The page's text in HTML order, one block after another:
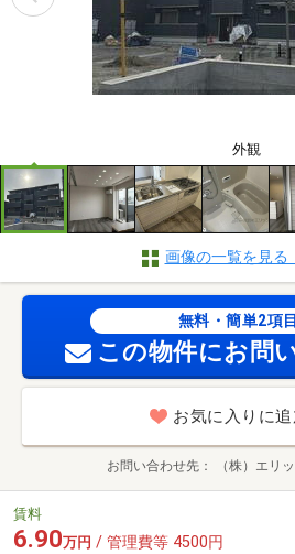
外観
画像の一覧を見る
無料・簡単2項
この物件にお問
お気に入りに
お問い合わせ先 （株）エリ
賃料
6.90万円 / 管理費等 4500円